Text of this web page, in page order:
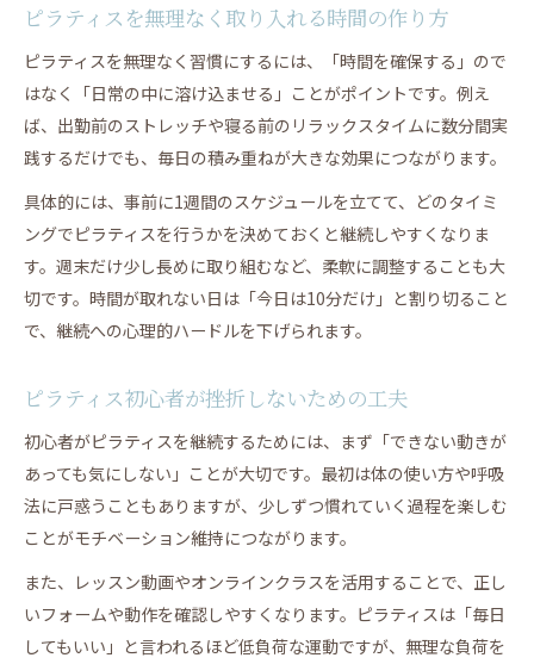
ピラティスを無理なく取り入れる時間の作り方
ピラティスを無理なく習慣にするには、「時間を確保する」ので
はなく「日常の中に溶け込ませる」ことがポイントです。例え
ば、出勤前のストレッチや寝る前のリラックスタイムに数分間実
践するだけでも、毎日の積み重ねが大きな効果につながります。
具体的には、事前に1週間のスケジュールを立てて、どのタイミ
ングでピラティスを行うかを決めておくと継続しやすくなりま
す。週末だけ少し長めに取り組むなど、柔軟に調整することも大
切です。時間が取れない日は「今日は10分だけ」と割り切ること
で、継続への心理的ハードルを下げられます。
ピラティス初心者が挫折しないための工夫
初心者がピラティスを継続するためには、まず「できない動きが
あっても気にしない」ことが大切です。最初は体の使い方や呼吸
法に戸惑うこともありますが、少しずつ慣れていく過程を楽しむ
ことがモチベーション維持につながります。
また、レッスン動画やオンラインクラスを活用することで、正し
いフォームや動作を確認しやすくなります。ピラティスは「毎日
してもいい」と言われるほど低負荷な運動ですが、無理な負荷を